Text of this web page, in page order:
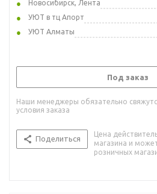
Новосибирск, Лента
УЮТ в тц Апорт
УЮТ Алматы
Под заказ
Наши менеджеры обязательно
условия заказа
Поделиться
Цена
магазина и
розничных